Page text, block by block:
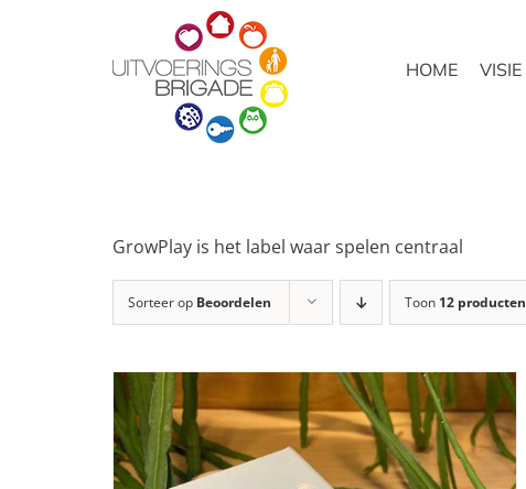
HOME VISIE
GrowPlay is het label waar spelen centraal
Sorteer op Beoordelen Toon 12 producten